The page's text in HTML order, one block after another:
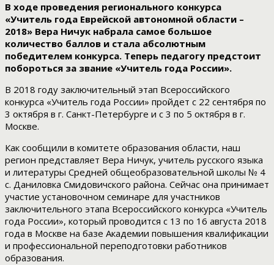
В ходе проведения регионального конкурса
«Учитель года Еврейской автономной области –
2018» Вера Ничук набрала самое большое
количество баллов и стала абсолютным
победителем конкурса. Теперь педагогу предстоит
побороться за звание «Учитель года России».
В 2018 году заключительный этап Всероссийского
конкурса «Учитель года России» пройдет с 22 сентября по
3 октября в г. Санкт-Петербурге и с 3 по 5 октября в г.
Москве.
Как сообщили в комитете образования области, наш
регион представляет Вера Ничук, учитель русского языка
и литературы Средней общеобразовательной школы № 4
с. Даниловка Смидовичского района. Сейчас она принимает
участие установочном семинаре для участников
заключительного этапа Всероссийского конкурса «Учитель
года России», который проводится с 13 по 16 августа 2018
года в Москве на базе Академии повышения квалификации
и профессиональной переподготовки работников
образования.